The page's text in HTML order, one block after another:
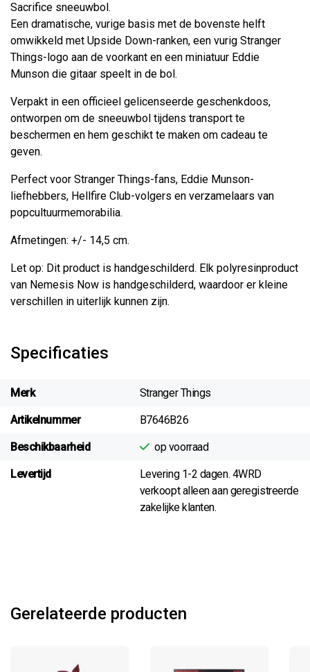
Sacrifice sneeuwbol.
Een dramatische, vurige basis met de bovenste helft
omwikkeld met Upside Down-ranken, een vurig Stranger
Things-logo aan de voorkant en een miniatuur Eddie
Munson die gitaar speelt in de bol.
Verpakt in een officieel gelicenseerde geschenkdoos,
ontworpen om de sneeuwbol tijdens transport te
beschermen en hem geschikt te maken om cadeau te
geven.
Perfect voor Stranger Things-fans, Eddie Munson-
liefhebbers, Hellfire Club-volgers en verzamelaars van
popcultuurmemorabilia.
Afmetingen: +/- 14,5 cm.
Let op: Dit product is handgeschilderd. Elk polyresinproduct
van Nemesis Now is handgeschilderd, waardoor er kleine
verschillen in uiterlijk kunnen zijn.
Specificaties
Merk Stranger Things
Artikelnummer B7646B26
Beschikbaarheid op voorraad
Levertijd
Levering 1-2 dagen. 4WRD
verkoopt alleen aan geregistreerde
zakelijke klanten.
Gerelateerde producten